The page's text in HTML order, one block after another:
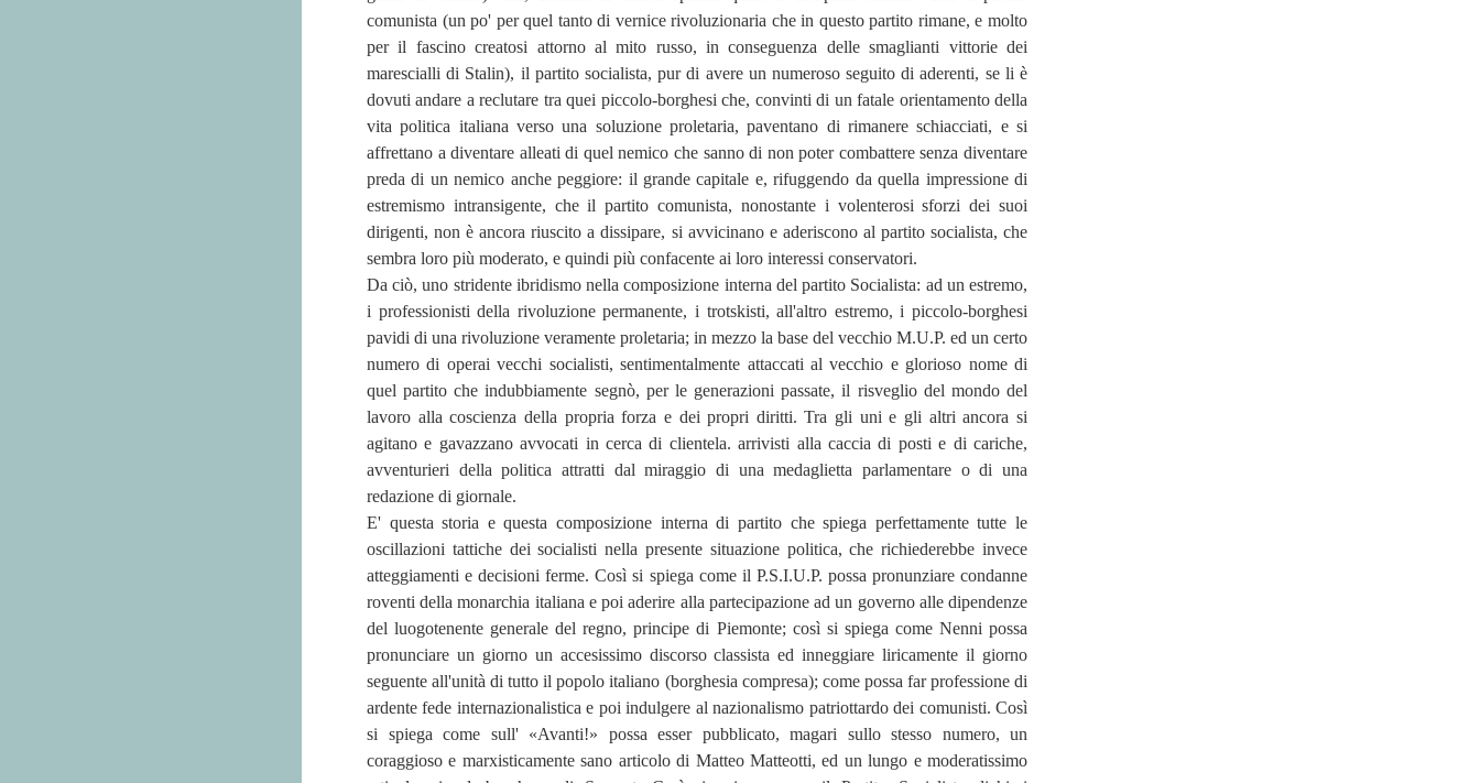
comunista (un po' per quel tanto di vernice rivoluzionaria che in questo partito rimane, e molto
per il fascino creatosi attorno al mito russo, in conseguenza delle smaglianti vittorie dei
marescialli di Stalin), il partito socialista, pur di avere un numeroso seguito di aderenti, se li è
dovuti andare a reclutare tra quei piccolo-borghesi che, convinti di un fatale orientamento della
vita politica italiana verso una soluzione proletaria, paventano di rimanere schiacciati, e si
affrettano a diventare alleati di quel nemico che sanno di non poter combattere senza diventare
preda di un nemico anche peggiore: il grande capitale e, rifuggendo da quella impressione di
estremismo intransigente, che il partito comunista, nonostante i volenterosi sforzi dei suoi
dirigenti, non è ancora riuscito a dissipare, si avvicinano e aderiscono al partito socialista, che
sembra loro più moderato, e quindi più confacente ai loro interessi conservatori.
Da ciò, uno stridente ibridismo nella composizione interna del partito Socialista: ad un estremo,
i professionisti della rivoluzione permanente, i trotskisti, all'altro estremo, i piccolo-borghesi
pavidi di una rivoluzione veramente proletaria; in mezzo la base del vecchio M.U.P. ed un certo
numero di operai vecchi socialisti, sentimentalmente attaccati al vecchio e glorioso nome di
quel partito che indubbiamente segnò, per le generazioni passate, il risveglio del mondo del
lavoro alla coscienza della propria forza e dei propri diritti. Tra gli uni e gli altri ancora si
agitano e gavazzano avvocati in cerca di clientela. arrivisti alla caccia di posti e di cariche,
avventurieri della politica attratti dal miraggio di una medaglietta parlamentare o di una
redazione di giornale.
E' questa storia e questa composizione interna di partito che spiega perfettamente tutte le
oscillazioni tattiche dei socialisti nella presente situazione politica, che richiederebbe invece
atteggiamenti e decisioni ferme. Così si spiega come il P.S.I.U.P. possa pronunziare condanne
roventi della monarchia italiana e poi aderire alla partecipazione ad un governo alle dipendenze
del luogotenente generale del regno, principe di Piemonte; così si spiega come Nenni possa
pronunciare un giorno un accesissimo discorso classista ed inneggiare liricamente il giorno
seguente all'unità di tutto il popolo italiano (borghesia compresa); come possa far professione di
ardente fede internazionalistica e poi indulgere al nazionalismo patriottardo dei comunisti. Così
si spiega come sull' «Avanti!» possa esser pubblicato, magari sullo stesso numero, un
coraggioso e marxisticamente sano articolo di Matteo Matteotti, ed un lungo e moderatissimo